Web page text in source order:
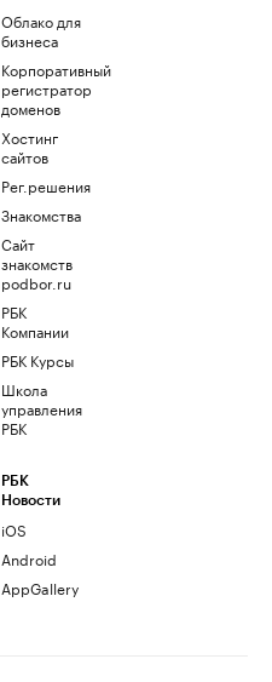
Облако для
бизнеса
Корпоративный
регистратор
доменов
Хостинг
сайтов
Рег.решения
Знакомства
Сайт
знакомств
podbor.ru
РБК
Компании
РБК Курсы
Школа
управления
РБК
РБК
Новости
iOS
Android
AppGallery